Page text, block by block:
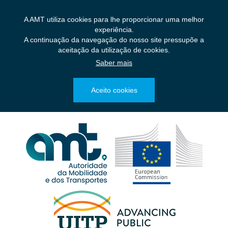
A AMT utiliza cookies para lhe proporcionar uma melhor
experiência.
A continuação da navegação do nosso site pressupõe a
aceitação da utilização de cookies.
Saber mais
Aceito cookies